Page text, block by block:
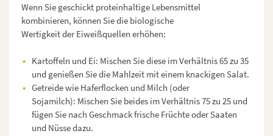
Wenn Sie geschickt proteinhaltige Lebensmittel
kombinieren, können Sie die biologische
Wertigkeit der Eiweißquellen erhöhen:
Kartoffeln und Ei: Mischen Sie diese im Verhältnis 65 zu 35
und genießen Sie die Mahlzeit mit einem knackigen Salat.
Getreide wie Haferflocken und Milch (oder
Sojamilch): Mischen Sie beides im Verhältnis 75 zu 25 und
fügen Sie nach Geschmack frische Früchte oder Saaten
und Nüsse dazu.